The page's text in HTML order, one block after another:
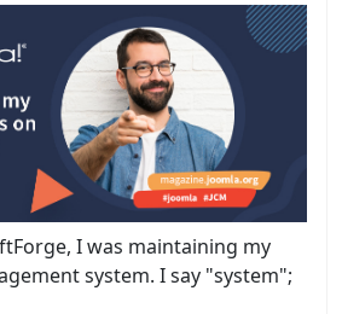
I was maintaining my
system. I say "system";